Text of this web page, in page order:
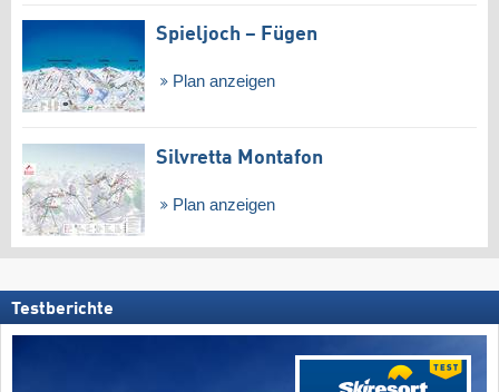
Spieljoch – Fügen
Plan anzeigen
Silvretta Montafon
Plan anzeigen
Testberichte